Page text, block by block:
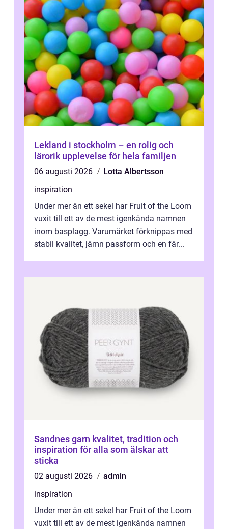
Lekland i stockholm – en rolig och
lärorik upplevelse för hela familjen
06 augusti 2026
Lotta Albertsson
inspiration
Under mer än ett sekel har Fruit of the Loom
vuxit till ett av de mest igenkända namnen
inom basplagg. Varumärket förknippas med
stabil kvalitet, jämn passform och en fär...
Sandnes garn kvalitet, tradition och
inspiration för alla som älskar att
sticka
02 augusti 2026
admin
inspiration
Under mer än ett sekel har Fruit of the Loom
vuxit till ett av de mest igenkända namnen